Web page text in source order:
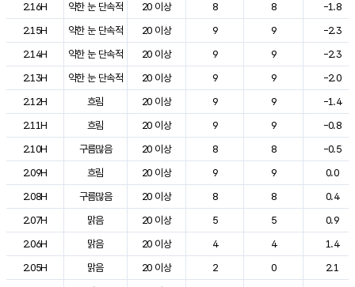
2.16H
약한 눈 단속적 20 이상 8 8
-1.8
2.15H
약한 눈 단속적 20 이상 9 9
-2.3
2.14H
약한 눈 단속적 20 이상 9 9
-2.3
2.13H
약한 눈 단속적 20 이상 9 9
-2.0
2.12H
흐림 20 이상 9 9
-1.4
2.11H
흐림 20 이상 9 9
-0.8
2.10H
구름많음 20 이상 8 8
-0.5
2.09H
흐림 20 이상 9 9
0.0
2.08H
구름많음 20 이상 8 8
0.4
2.07H
맑음 20 이상 5 5
0.9
2.06H
맑음 20 이상 4 4
1.4
2.05H
맑음 20 이상 2 0
2.1